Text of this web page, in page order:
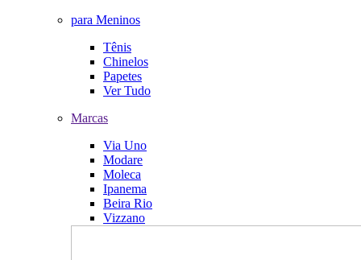
para Meninos
Tênis
Chinelos
Papetes
Ver Tudo
Marcas
Via Uno
Modare
Moleca
Ipanema
Beira Rio
Vizzano